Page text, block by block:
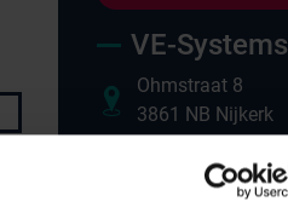
VE-Systems
Ohmstraat 8
3861 NB Nijkerk
033-245 8334
Onze merken
Hammerlit